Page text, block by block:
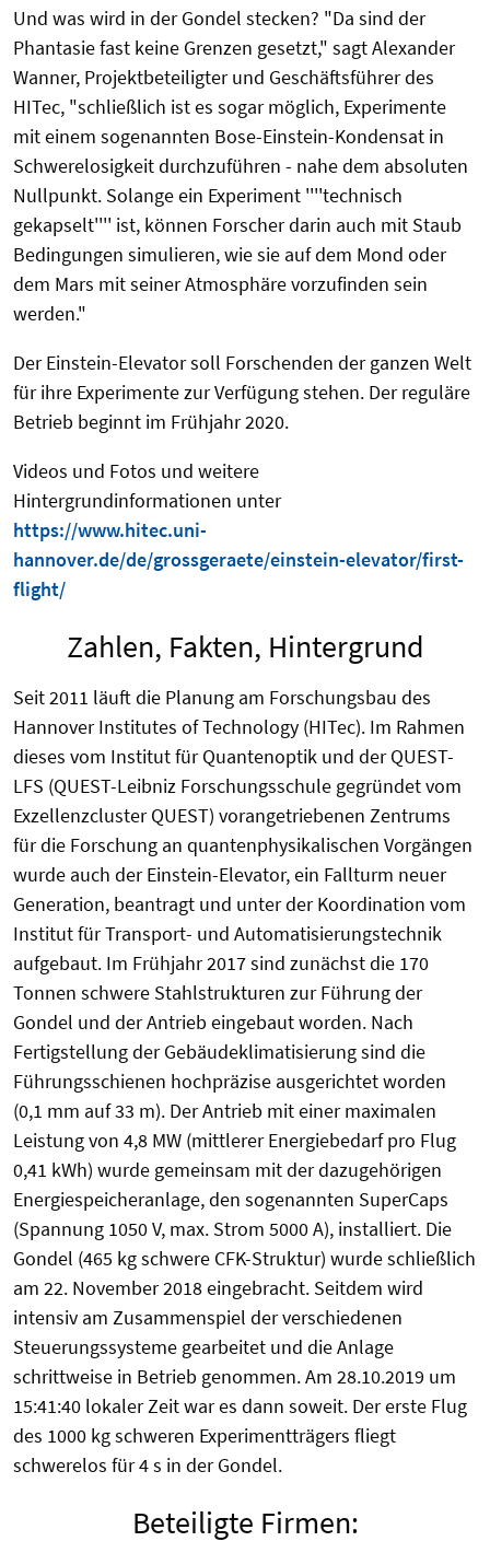
Und was wird in der Gondel stecken? "Da sind der
Phantasie fast keine Grenzen gesetzt," sagt Alexander
Wanner, Projektbeteiligter und Geschäftsführer des
HITec, "schließlich ist es sogar möglich, Experimente
mit einem sogenannten Bose-Einstein-Kondensat in
Schwerelosigkeit durchzuführen - nahe dem absoluten
Nullpunkt. Solange ein Experiment ''''technisch
gekapselt'''' ist, können Forscher darin auch mit Staub
Bedingungen simulieren, wie sie auf dem Mond oder
dem Mars mit seiner Atmosphäre vorzufinden sein
werden."
Der Einstein-Elevator soll Forschenden der ganzen Welt
für ihre Experimente zur Verfügung stehen. Der reguläre
Betrieb beginnt im Frühjahr 2020.
Videos und Fotos und weitere
Hintergrundinformationen unter
https://www.hitec.uni-
hannover.de/de/grossgeraete/einstein-elevator/first-
flight/
Zahlen, Fakten, Hintergrund
Seit 2011 läuft die Planung am Forschungsbau des
Hannover Institutes of Technology (HITec). Im Rahmen
dieses vom Institut für Quantenoptik und der QUEST-
LFS (QUEST-Leibniz Forschungsschule gegründet vom
Exzellenzcluster QUEST) vorangetriebenen Zentrums
für die Forschung an quantenphysikalischen Vorgängen
wurde auch der Einstein-Elevator, ein Fallturm neuer
Generation, beantragt und unter der Koordination vom
Institut für Transport- und Automatisierungstechnik
aufgebaut. Im Frühjahr 2017 sind zunächst die 170
Tonnen schwere Stahlstrukturen zur Führung der
Gondel und der Antrieb eingebaut worden. Nach
Fertigstellung der Gebäudeklimatisierung sind die
Führungsschienen hochpräzise ausgerichtet worden
(0,1 mm auf 33 m). Der Antrieb mit einer maximalen
Leistung von 4,8 MW (mittlerer Energiebedarf pro Flug
0,41 kWh) wurde gemeinsam mit der dazugehörigen
Energiespeicheranlage, den sogenannten SuperCaps
(Spannung 1050 V, max. Strom 5000 A), installiert. Die
Gondel (465 kg schwere CFK-Struktur) wurde schließlich
am 22. November 2018 eingebracht. Seitdem wird
intensiv am Zusammenspiel der verschiedenen
Steuerungssysteme gearbeitet und die Anlage
schrittweise in Betrieb genommen. Am 28.10.2019 um
15:41:40 lokaler Zeit war es dann soweit. Der erste Flug
des 1000 kg schweren Experimentträgers fliegt
schwerelos für 4 s in der Gondel.
Beteiligte Firmen: